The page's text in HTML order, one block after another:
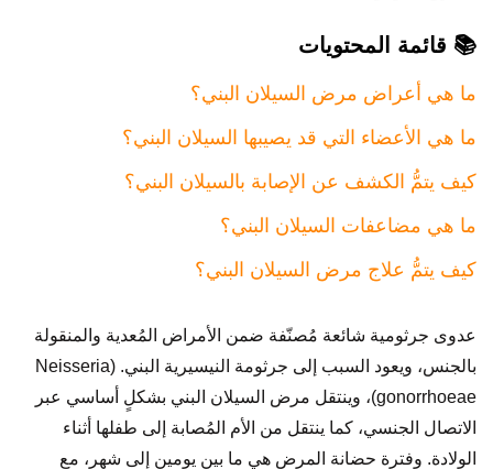
📚 قائمة المحتويات
ما هي أعراض مرض السيلان البني؟
ما هي الأعضاء التي قد يصيبها السيلان البني؟
كيف يتمُّ الكشف عن الإصابة بالسيلان البني؟
ما هي مضاعفات السيلان البني؟
كيف يتمُّ علاج مرض السيلان البني؟
عدوى جرثومية شائعة مُصنّفة ضمن الأمراض المُعدية والمنقولة
بالجنس، ويعود السبب إلى جرثومة النيسيرية البني. (Neisseria
gonorrhoeae)، وينتقل مرض السيلان البني بشكلٍ أساسي عبر
الاتصال الجنسي، كما ينتقل من الأم المُصابة إلى طفلها أثناء
الولادة. وفترة حضانة المرض هي ما بين يومين إلى شهر، مع